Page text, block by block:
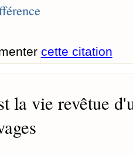
cette citation
la vie revêtue